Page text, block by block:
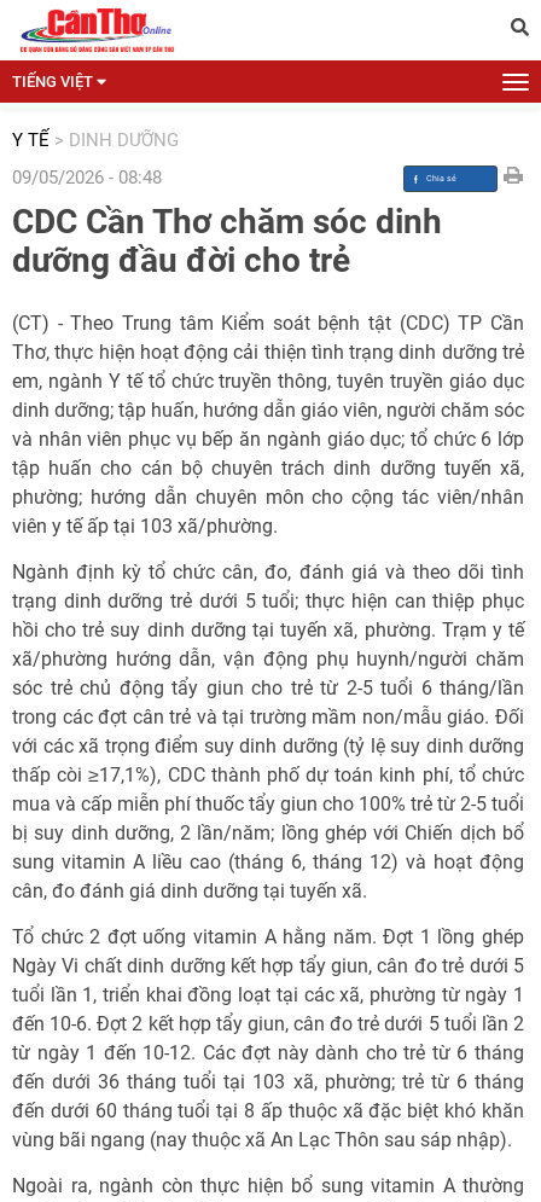
TIẾNG VIỆT
Y TẾ > DINH DƯỠNG
09/05/2026 - 08:48
CDC Cần Thơ chăm sóc dinh
dưỡng đầu đời cho trẻ
(CT) - Theo Trung tâm Kiểm soát bệnh tật (CDC) TP Cần
Thơ, thực hiện hoạt động cải thiện tình trạng dinh dưỡng trẻ
em, ngành Y tế tổ chức truyền thông, tuyên truyền giáo dục
dinh dưỡng; tập huấn, hướng dẫn giáo viên, người chăm sóc
và nhân viên phục vụ bếp ăn ngành giáo dục; tổ chức 6 lớp
tập huấn cho cán bộ chuyên trách dinh dưỡng tuyến xã,
phường; hướng dẫn chuyên môn cho cộng tác viên/nhân
viên y tế ấp tại 103 xã/phường.
Ngành định kỳ tổ chức cân, đo, đánh giá và theo dõi tình
trạng dinh dưỡng trẻ dưới 5 tuổi; thực hiện can thiệp phục
hồi cho trẻ suy dinh dưỡng tại tuyến xã, phường. Trạm y tế
xã/phường hướng dẫn, vận động phụ huynh/người chăm
sóc trẻ chủ động tẩy giun cho trẻ từ 2-5 tuổi 6 tháng/lần
trong các đợt cân trẻ và tại trường mầm non/mẫu giáo. Đối
với các xã trọng điểm suy dinh dưỡng (tỷ lệ suy dinh dưỡng
thấp còi ≥17,1%), CDC thành phố dự toán kinh phí, tổ chức
mua và cấp miễn phí thuốc tẩy giun cho 100% trẻ từ 2-5 tuổi
bị suy dinh dưỡng, 2 lần/năm; lồng ghép với Chiến dịch bổ
sung vitamin A liều cao (tháng 6, tháng 12) và hoạt động
cân, đo đánh giá dinh dưỡng tại tuyến xã.
Tổ chức 2 đợt uống vitamin A hằng năm. Đợt 1 lồng ghép
Ngày Vi chất dinh dưỡng kết hợp tẩy giun, cân đo trẻ dưới 5
tuổi lần 1, triển khai đồng loạt tại các xã, phường từ ngày 1
đến 10-6. Đợt 2 kết hợp tẩy giun, cân đo trẻ dưới 5 tuổi lần 2
từ ngày 1 đến 10-12. Các đợt này dành cho trẻ từ 6 tháng
đến dưới 36 tháng tuổi tại 103 xã, phường; trẻ từ 6 tháng
đến dưới 60 tháng tuổi tại 8 ấp thuộc xã đặc biệt khó khăn
vùng bãi ngang (nay thuộc xã An Lạc Thôn sau sáp nhập).
Ngoài ra, ngành còn thực hiện bổ sung vitamin A thường